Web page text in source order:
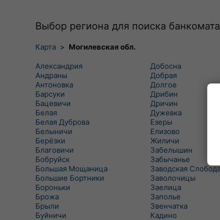
Выбор региона для поиска банкомата
Карта > Могилевская обл.
Александрия
Андраны
Антоновка
Барсуки
Бацевичи
Белая
Белая Дуброва
Белыничи
Берёзки
Благовичи
Бобруйск
Большая Мощаница
Большие Бортники
Бороньки
Брожа
Брыли
Буйничи
Добосна
Добрая
Долгое
Дрибин
Дричин
Дужевка
Езеры
Елизово
Жиличи
Забелышин
Забычанье
Заводская
Заволочицы
Заелица
Заполье
Звенчатка
Кадино